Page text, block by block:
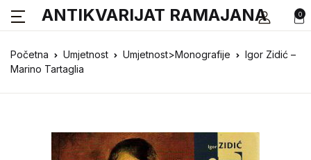
0
ANTIKVARIJAT RAMAJANA
Početna Umjetnost Umjetnost>Monografije
Igor Zidić –
Marino Tartaglia